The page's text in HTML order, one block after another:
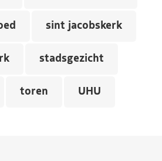
sint jacobskerk
stadsgezicht
toren UHU